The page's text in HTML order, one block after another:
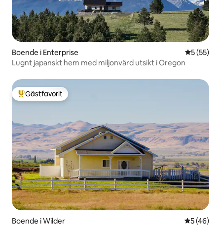
Boende i Enterprise 5 av 5 i
5 (55)
Lugnt japanskt hem med miljonvärd utsikt i Oregon
Populär gästfavorit
Gästfavorit
Boende i Wilder 5 av 5 i
5 (46)